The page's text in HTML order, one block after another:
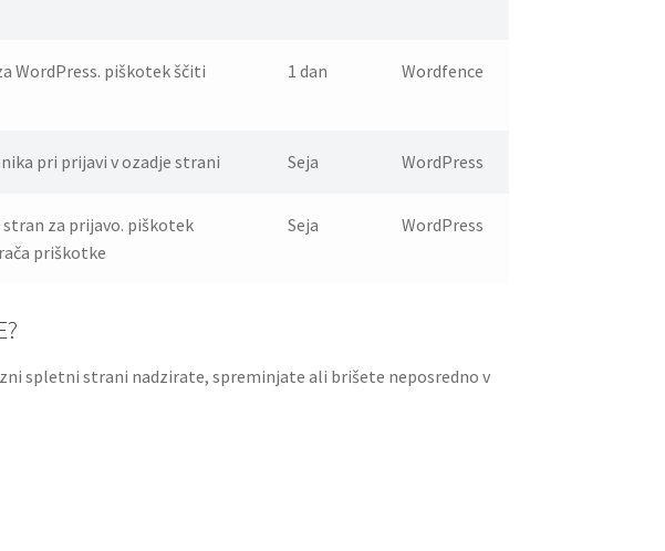
WordPress. piškotek ščiti
1 dan Wordfence
pri prijavi v ozadje strani Seja WordPress
za prijavo. piškotek
priškotke
Seja WordPress
spletni strani nadzirate, spreminjate ali brišete neposredno v